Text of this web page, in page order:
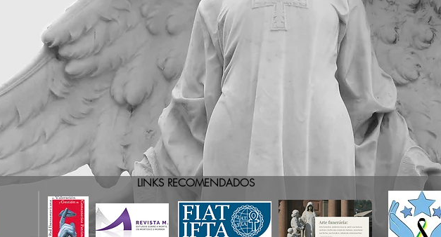
LINKS RECOMENDADOS